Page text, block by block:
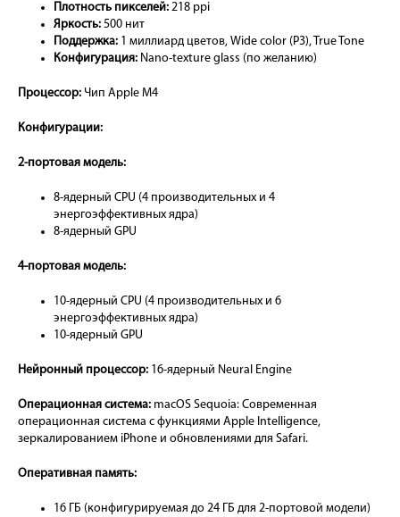
Плотность пикселей: 218 ppi
Яркость: 500 нит
Поддержка: 1 миллиард цветов, Wide color (P3), True Tone
Конфигурация: Nano-texture glass (по желанию)
Процессор: Чип Apple M4
Конфигурации:
2-портовая модель:
8-ядерный CPU (4 производительных и 4
энергоэффективных ядра)
8-ядерный GPU
4-портовая модель:
10-ядерный CPU (4 производительных и 6
энергоэффективных ядра)
10-ядерный GPU
Нейронный процессор: 16-ядерный Neural Engine
Операционная система: macOS Sequoia: Современная
операционная система с функциями Apple Intelligence,
зеркалированием iPhone и обновлениями для Safari.
Оперативная память:
16 ГБ (конфигурируемая до 24 ГБ для 2-портовой модели)